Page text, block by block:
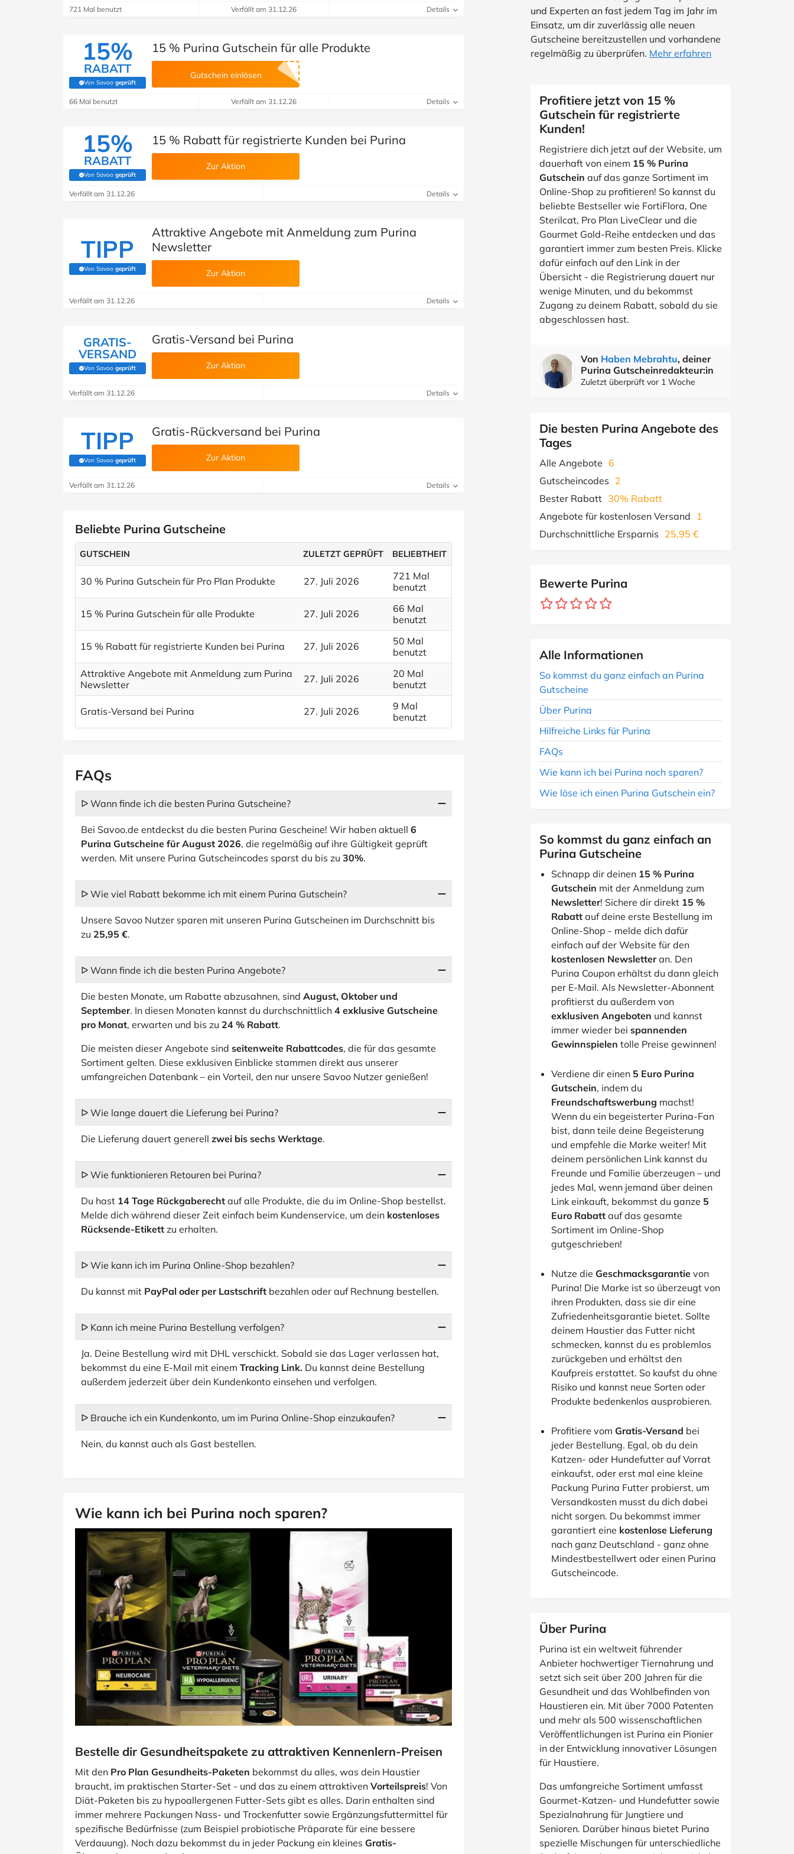
721 Mal benutzt Verfällt am 31.12.26 Details
15%
RABATT
Von Savoo geprüft
(Von Savoo geprüft)
15 % Purina Gutschein für alle Produkte
Gutschein einlösen
66 Mal benutzt Verfällt am 31.12.26 Details
15%
RABATT
Von Savoo geprüft
(Von Savoo geprüft)
15 % Rabatt für registrierte Kunden bei Purina
Zur Aktion
Verfällt am 31.12.26 Details
TIPP
Von Savoo geprüft
(Von Savoo geprüft)
Attraktive Angebote mit Anmeldung zum Purina
Newsletter
Zur Aktion
Verfällt am 31.12.26 Details
GRATIS-
VERSAND
Von Savoo geprüft
(Von Savoo geprüft)
Gratis-Versand bei Purina
Zur Aktion
Verfällt am 31.12.26 Details
TIPP
Von Savoo geprüft
(Von Savoo geprüft)
Gratis-Rückversand bei Purina
Zur Aktion
Verfällt am 31.12.26 Details
Beliebte Purina Gutscheine
GUTSCHEIN ZULETZT GEPRÜFT BELIEBTHEIT
30 % Purina Gutschein für Pro Plan Produkte 27. Juli 2026
721 Mal
benutzt
15 % Purina Gutschein für alle Produkte 27. Juli 2026
66 Mal
benutzt
15 % Rabatt für registrierte Kunden bei Purina 27. Juli 2026
50 Mal
benutzt
Attraktive Angebote mit Anmeldung zum Purina
Newsletter
27. Juli 2026
20 Mal
benutzt
Gratis-Versand bei Purina 27. Juli 2026
9 Mal
benutzt
und Experten an fast jedem Tag im Jahr im
Einsatz, um dir zuverlässig alle neuen
Gutscheine bereitzustellen und vorhandene
regelmäßig zu überprüfen. Mehr erfahren
Profitiere jetzt von 15 %
Gutschein für registrierte
Kunden!
Registriere dich jetzt auf der Website, um
dauerhaft von einem 15 % Purina
Gutschein auf das ganze Sortiment im
Online-Shop zu profitieren! So kannst du
beliebte Bestseller wie FortiFlora, One
Sterilcat, Pro Plan LiveClear und die
Gourmet Gold-Reihe entdecken und das
garantiert immer zum besten Preis. Klicke
dafür einfach auf den Link in der
Übersicht - die Registrierung dauert nur
wenige Minuten, und du bekommst
Zugang zu deinem Rabatt, sobald du sie
abgeschlossen hast.
Von Haben Mebrahtu, deiner
Purina Gutscheinredakteur:in
Zuletzt überprüft vor 1 Woche
Die besten Purina Angebote des
Tages
Alle Angebote 6
Gutscheincodes 2
Bester Rabatt 30% Rabatt
Angebote für kostenlosen Versand
1
Durchschnittliche Ersparnis 25,95 €
Bewerte Purina
Alle Informationen
So kommst du ganz einfach an Purina
Gutscheine
Über Purina
Hilfreiche Links für Purina
FAQs
Wie kann ich bei Purina noch sparen?
Wie löse ich einen Purina Gutschein ein?
So kommst du ganz einfach an
Purina Gutscheine
Schnapp dir deinen 15 % Purina
Gutschein mit der Anmeldung zum
Newsletter! Sichere dir direkt 15 %
Rabatt auf deine erste Bestellung im
Online-Shop - melde dich dafür
einfach auf der Website für den
kostenlosen Newsletteran. Den
Purina Coupon erhältst du dann gleich
per E-Mail. Als Newsletter-Abonnent
profitierst du außerdem von
exklusiven Angeboten und kannst
immer wieder bei spannenden
Gewinnspielen tolle Preise gewinnen!
Verdiene dir einen 5 Euro Purina
Gutschein, indem du
Freundschaftswerbung machst!
Wenn du ein begeisterter Purina-Fan
bist, dann teile deine Begeisterung
und empfehle die Marke weiter! Mit
deinem persönlichen Link kannst du
Freunde und Familie überzeugen – und
jedes Mal, wenn jemand über deinen
Link einkauft, bekommst du ganze 5
Euro Rabatt auf das gesamte
Sortiment im Online-Shop
gutgeschrieben!
Nutze die Geschmacksgarantie von
Purina! Die Marke ist so überzeugt von
ihren Produkten, dass sie dir eine
Zufriedenheitsgarantie bietet. Sollte
deinem Haustier das Futter nicht
schmecken, kannst du es problemlos
zurückgeben und erhältst den
Kaufpreis erstattet. So kaufst du ohne
Risiko und kannst neue Sorten oder
Produkte bedenkenlos ausprobieren.
Profitiere vom Gratis-Versand bei
jeder Bestellung. Egal, ob du dein
Katzen- oder Hundefutter auf Vorrat
einkaufst, oder erst mal eine kleine
Packung Purina Futter probierst, um
Versandkosten musst du dich dabei
nicht sorgen. Du bekommst immer
garantiert eine kostenlose Lieferung
nach ganz Deutschland - ganz ohne
Mindestbestellwert oder einen Purina
Gutscheincode.
Über Purina
Purina ist ein weltweit führender
Anbieter hochwertiger Tiernahrung und
setzt sich seit über 200 Jahren für die
Gesundheit und das Wohlbefinden von
Haustieren ein. Mit über 7000 Patenten
und mehr als 500 wissenschaftlichen
Veröffentlichungen ist Purina ein Pionier
in der Entwicklung innovativer Lösungen
für Haustiere.
Das umfangreiche Sortiment umfasst
Gourmet-Katzen- und Hundefutter sowie
Spezialnahrung für Jungtiere und
Senioren. Darüber hinaus bietet Purina
spezielle Mischungen für unterschiedliche
FAQs
ᐅ Wann finde ich die besten Purina Gutscheine?
Bei Savoo.de entdeckst du die besten Purina Gescheine! Wir haben aktuell 6
Purina Gutscheine für August 2026, die regelmäßig auf ihre Gültigkeit geprüft
werden. Mit unsere Purina Gutscheincodes sparst du bis zu 30%.
ᐅ Wie viel Rabatt bekomme ich mit einem Purina Gutschein?
Unsere Savoo Nutzer sparen mit unseren Purina Gutscheinen im Durchschnitt bis
zu 25,95 €.
ᐅ Wann finde ich die besten Purina Angebote?
Die besten Monate, um Rabatte abzusahnen, sind August, Oktober und
September. In diesen Monaten kannst du durchschnittlich 4 exklusive Gutscheine
pro Monat, erwarten und bis zu 24 % Rabatt.
Die meisten dieser Angebote sind seitenweite Rabattcodes, die für das gesamte
Sortiment gelten. Diese exklusiven Einblicke stammen direkt aus unserer
umfangreichen Datenbank – ein Vorteil, den nur unsere Savoo Nutzer genießen!
ᐅ Wie lange dauert die Lieferung bei Purina?
Die Lieferung dauert generell zwei bis sechs Werktage.
ᐅ Wie funktionieren Retouren bei Purina?
Du hast 14 Tage Rückgaberecht auf alle Produkte, die du im Online-Shop bestellst.
Melde dich während dieser Zeit einfach beim Kundenservice, um dein kostenloses
Rücksende-Etikett zu erhalten.
ᐅ Wie kann ich im Purina Online-Shop bezahlen?
Du kannst mit PayPal oder per Lastschrift bezahlen oder auf Rechnung bestellen.
ᐅ Kann ich meine Purina Bestellung verfolgen?
Ja. Deine Bestellung wird mit DHL verschickt. Sobald sie das Lager verlassen hat,
bekommst du eine E-Mail mit einem Tracking Link. Du kannst deine Bestellung
außerdem jederzeit über dein Kundenkonto einsehen und verfolgen.
ᐅ Brauche ich ein Kundenkonto, um im Purina Online-Shop einzukaufen?
Nein, du kannst auch als Gast bestellen.
Wie kann ich bei Purina noch sparen?
Bestelle dir Gesundheitspakete zu attraktiven Kennenlern-Preisen
Mit den Pro Plan Gesundheits-Paketen bekommst du alles, was dein Haustier
braucht, im praktischen Starter-Set - und das zu einem attraktiven Vorteilspreis! Von
Diät-Paketen bis zu hypoallergenen Futter-Sets gibt es alles. Darin enthalten sind
immer mehrere Packungen Nass- und Trockenfutter sowie Ergänzungsfuttermittel für
spezifische Bedürfnisse (zum Beispiel probiotische Präparate für eine bessere
Verdauung). Noch dazu bekommst du in jeder Packung ein kleines Gratis-